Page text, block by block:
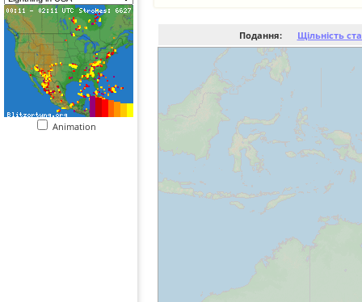
Animation
Подання: Щільність